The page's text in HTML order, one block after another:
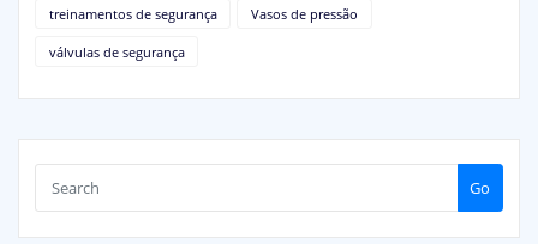
treinamentos de segurança Vasos de pressão
válvulas de segurança
Go